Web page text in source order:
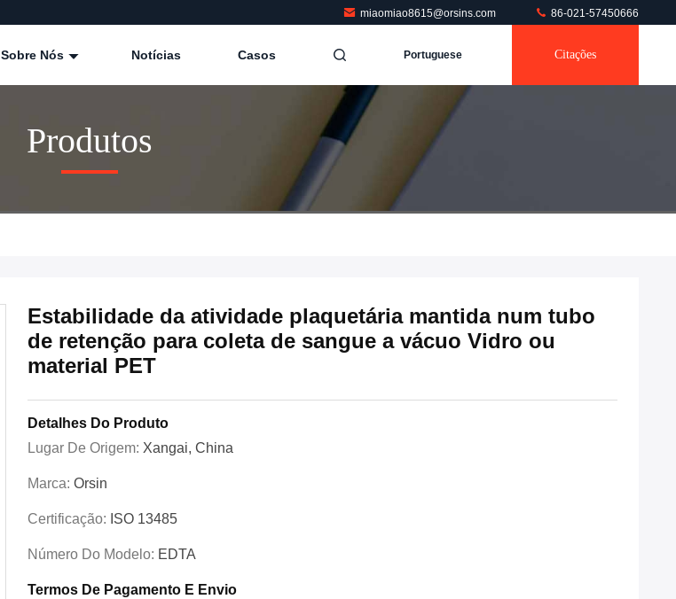
miaomiao8615@orsins.com 86-021-57450666
Sobre Nós Notícias Casos Portuguese Citações
Produtos
Estabilidade da atividade plaquetária mantida num tubo
de retenção para coleta de sangue a vácuo Vidro ou
material PET
Detalhes Do Produto
Lugar De Origem: Xangai, China
Marca: Orsin
Certificação: ISO 13485
Número Do Modelo: EDTA
Termos De Pagamento E Envio